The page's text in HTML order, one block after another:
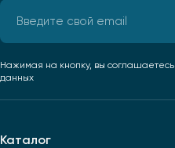
Каталог
Нажимая на кнопку, вы соглашаетесь
данных